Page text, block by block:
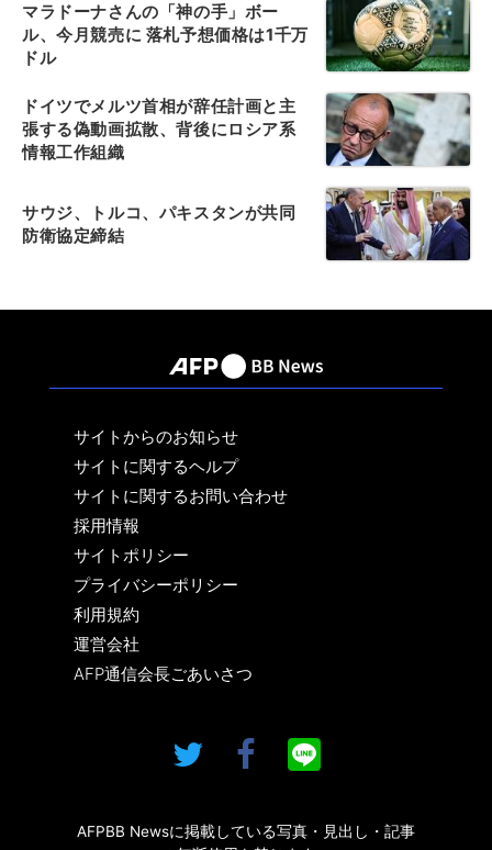
マラドーナさんの「神の手」ボー
ル、今月競売に 落札予想価格は1千万
ドル
ドイツでメルツ首相が辞任計画と主
張する偽動画拡散、背後にロシア系
情報工作組織
サウジ、トルコ、パキスタンが共同
防衛協定締結
サイトからのお知らせ
サイトに関するヘルプ
サイトに関するお問い合わせ
採用情報
サイトポリシー
プライバシーポリシー
利用規約
運営会社
AFP通信会長ごあいさつ
AFPBB Newsに掲載している写真・見出し・記事